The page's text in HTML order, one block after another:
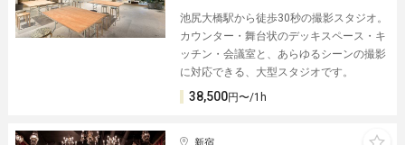
池尻大橋駅から徒歩30秒の撮影スタジオ。
カウンター・舞台状のデッキスペース・キ
ッチン・会議室と、あらゆるシーンの撮影
に対応できる、大型スタジオです。
38,500円〜/1h